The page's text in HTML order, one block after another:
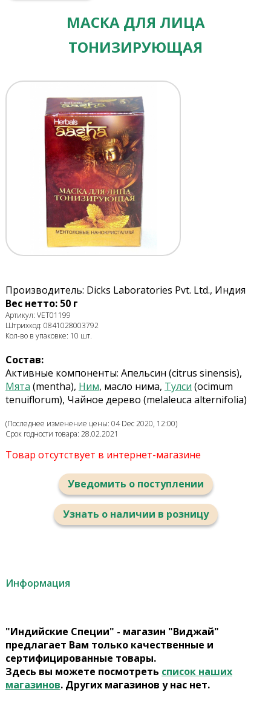
МАСКА ДЛЯ ЛИЦА
ТОНИЗИРУЮЩАЯ
Производитель: Dicks Laboratories Pvt. Ltd., Индия
Вес нетто: 50 г
Артикул: VET01199
Штрихкод: 0841028003792
Кол-во в упаковке: 10 шт.
Состав:
Активные компоненты: Апельсин (citrus sinensis),
Мята (mentha), Ним, масло нима, Тулси (ocimum
tenuiflorum), Чайное дерево (melaleuca alternifolia)
(Последнее изменение цены: 04 Dec 2020, 12:00)
Срок годности товара: 28.02.2021
Товар отсутствует в интернет-магазине
Уведомить о поступлении
Узнать о наличии в розницу
Информация
"Индийские Специи" - магазин "Виджай"
предлагает Вам только качественные и
сертифицированные товары.
Здесь вы можете посмотреть список наших
магазинов. Других магазинов у нас нет.